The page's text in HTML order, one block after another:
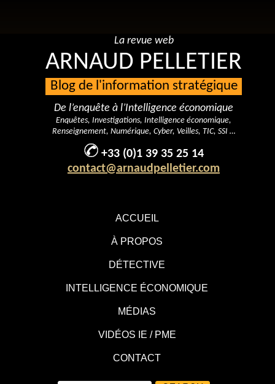
ACCUEIL
À PROPOS
DÉTECTIVE
INTELLIGENCE ÉCONOMIQUE
MÉDIAS
VIDÉOS IE / PME
CONTACT
La revue web
ARNAUD PELLETIER
Blog de l'information stratégique
De l’enquête à l’Intelligence économique
Enquêtes, Investigations, Intelligence économique,
Renseignement, Numérique, Cyber, Veilles, TIC, SSI …
+33 (0)1 39 35 25 14
contact@arnaudpelletier.com